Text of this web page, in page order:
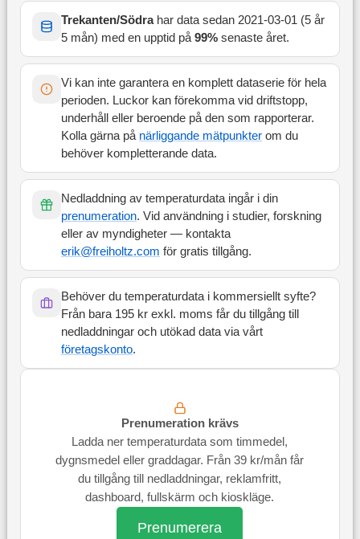
Trekanten/Södrahar data sedan 2021-03-01(5 år
5 mån) med en upptid på99% senaste året.
Vi kan inte garantera en komplett dataserie för hela
perioden. Luckor kan förekomma vid driftstopp,
underhåll eller beroende på den som rapporterar.
Kolla gärna på närliggande mätpunkterom du
behöver kompletterande data.
Nedladdning av temperaturdata ingår i din
prenumeration. Vid användning i studier, forskning
eller av myndigheter — kontakta
erik@freiholtz.com för gratis tillgång.
Behöver du temperaturdata i kommersiellt syfte?
Från bara 195 kr exkl. moms får du tillgång till
nedladdningar och utökad data via vårt
företagskonto.
Prenumeration krävs
Ladda ner temperaturdata som timmedel,
dygnsmedel eller graddagar. Från 39 kr/mån får
du tillgång till nedladdningar, reklamfritt,
dashboard, fullskärm och kioskläge.
Prenumerera